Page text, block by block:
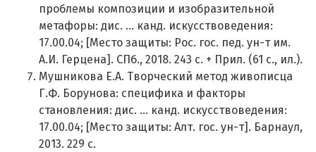
проблемы композиции и изобразительной
метафоры: дис. ... канд. искусствоведения:
17.00.04; [Место защиты: Рос. гос. пед. ун-т им.
А.И. Герцена]. СПб., 2018. 243 с. + Прил. (61 с., ил.).
Мушникова Е.А. Творческий метод живописца
Г.Ф. Борунова: специфика и факторы
становления: дис. ... канд. искусствоведения:
17.00.04; [Место защиты: Алт. гос. ун-т]. Барнаул,
2013. 229 с.